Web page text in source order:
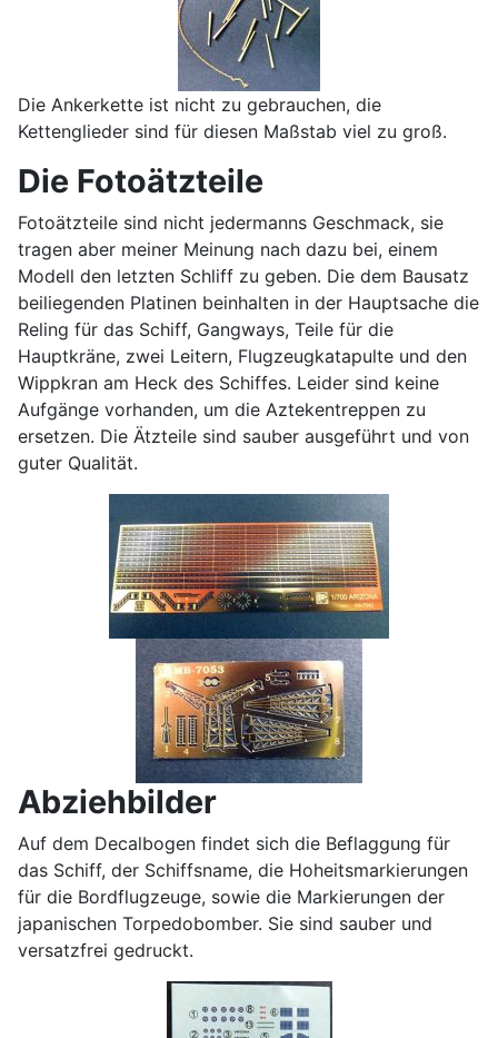
Die Ankerkette ist nicht zu gebrauchen, die
Kettenglieder sind für diesen Maßstab viel zu groß.
Die Fotoätzteile
Fotoätzteile sind nicht jedermanns Geschmack, sie
tragen aber meiner Meinung nach dazu bei, einem
Modell den letzten Schliff zu geben. Die dem Bausatz
beiliegenden Platinen beinhalten in der Hauptsache die
Reling für das Schiff, Gangways, Teile für die
Hauptkräne, zwei Leitern, Flugzeugkatapulte und den
Wippkran am Heck des Schiffes. Leider sind keine
Aufgänge vorhanden, um die Aztekentreppen zu
ersetzen. Die Ätzteile sind sauber ausgeführt und von
guter Qualität.
Abziehbilder
Auf dem Decalbogen findet sich die Beflaggung für
das Schiff, der Schiffsname, die Hoheitsmarkierungen
für die Bordflugzeuge, sowie die Markierungen der
japanischen Torpedobomber. Sie sind sauber und
versatzfrei gedruckt.